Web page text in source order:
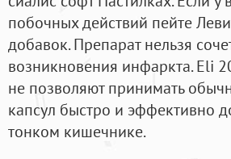
побочных действий пейте
добавок. Препарат нельзя
возникновения инфаркта. Eli
не позволяют принимать
капсул быстро и эффективно
тонком кишечнике.